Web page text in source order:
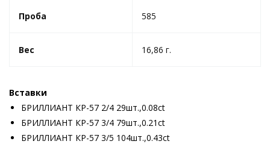
Проба 585
Вес 16,86 г.
Вставки
БРИЛЛИАНТ КР-57 2/4 29шт.,0.08ct
БРИЛЛИАНТ КР-57 3/4 79шт.,0.21ct
БРИЛЛИАНТ КР-57 3/5 104шт.,0.43ct